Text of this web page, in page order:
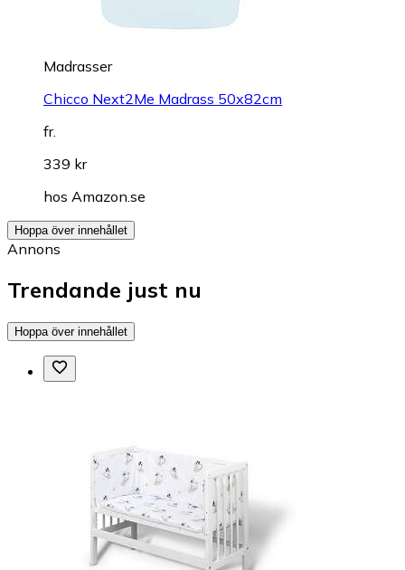
Madrasser
Chicco Next2Me Madrass 50x82cm
fr.
339 kr
hos Amazon.se
Hoppa över innehållet
Annons
Trendande just nu
Hoppa över innehållet